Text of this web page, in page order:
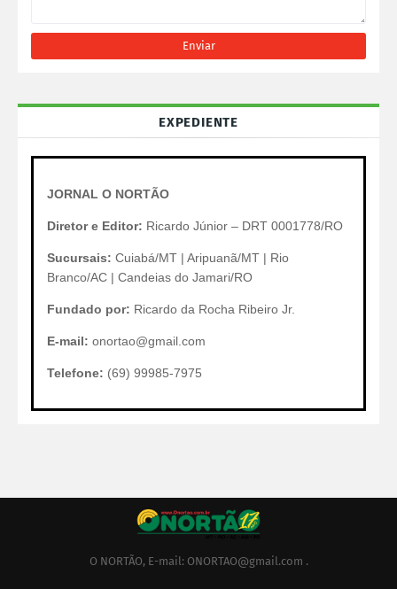
EXPEDIENTE
JORNAL O NORTÃO
Diretor e Editor: Ricardo Júnior – DRT 0001778/RO
Sucursais: Cuiabá/MT | Aripuanã/MT | Rio
Branco/AC | Candeias do Jamari/RO
Fundado por: Ricardo da Rocha Ribeiro Jr.
E-mail: onortao@gmail.com
Telefone: (69) 99985-7975
O NORTÃO, E-mail: ONORTAO@gmail.com .